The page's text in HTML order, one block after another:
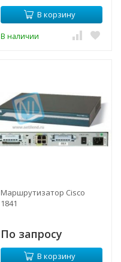
В корзину
В наличии
Маршрутизатор Cisco
1841
По запросу
В корзину